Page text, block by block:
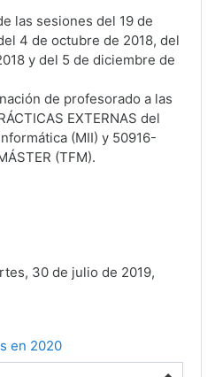
las sesiones del 19 de
4 de octubre de 2018, del
y del 5 de diciembre de
de profesorado a las
EXTERNAS del
(MII) y 50916-
(TFM).
30 de julio de 2019,
en 2020